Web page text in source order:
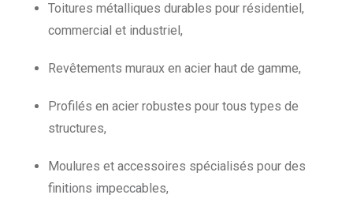
Toitures métalliques durables pour résidentiel,
commercial et industriel,
Revêtements muraux en acier haut de gamme,
Profilés en acier robustes pour tous types de
structures,
Moulures et accessoires spécialisés pour des
finitions impeccables,